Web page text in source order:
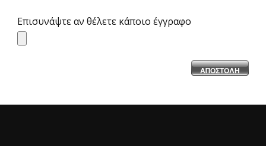
Επισυνάψτε αν θέλετε κάποιο έγγραφο
ΑΠΟΣΤΟΛΗ